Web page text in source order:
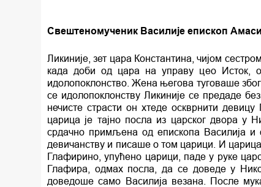
Свештеномученик Василије епископ
Ликиније, зет цара Константина, чијом
када доби од цара на управу цео Исток,
идолопоклонство. Жена његова туговаше
се идолопоклонству Ликиније се предаде
нечисте страсти он хтеде оскврнити
царица је тајно посла из царског двора у
срдачно примљена од епископа Василија
девичанству и писаше о том царици. И
Глафирино, упућено царици, паде у руке
Глафира, одмах посла, да се доведе у
доведоше само Василија везана. После